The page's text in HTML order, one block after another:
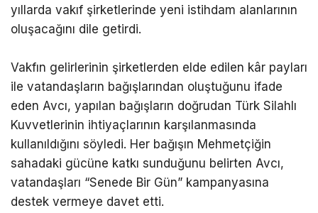
yıllarda vakıf şirketlerinde yeni istihdam alanlarının
oluşacağını dile getirdi.
Vakfın gelirlerinin şirketlerden elde edilen kâr payları
ile vatandaşların bağışlarından oluştuğunu ifade
eden Avcı, yapılan bağışların doğrudan Türk Silahlı
Kuvvetlerinin ihtiyaçlarının karşılanmasında
kullanıldığını söyledi. Her bağışın Mehmetçiğin
sahadaki gücüne katkı sunduğunu belirten Avcı,
vatandaşları “Senede Bir Gün” kampanyasına
destek vermeye davet etti.